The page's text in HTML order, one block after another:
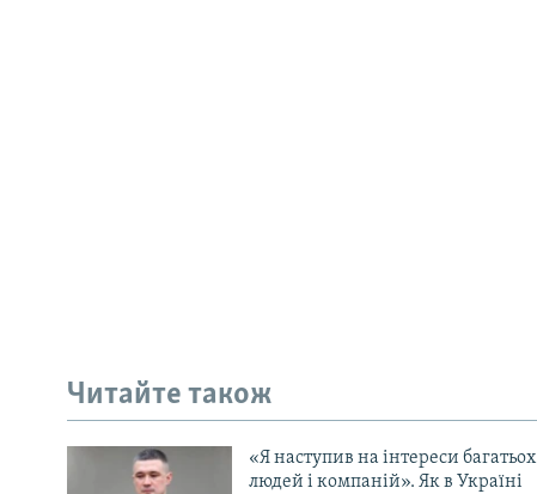
Читайте також
«Я наступив на інтереси багатьох
людей і компаній». Як в Україні